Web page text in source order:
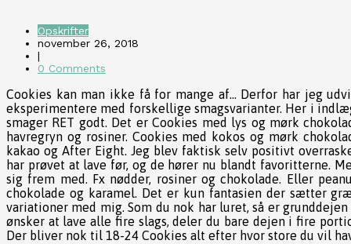
Opskrifter
november 26, 2018
|
0 Comments
Cookies kan man ikke få for mange af… Derfor har jeg
eksperimentere med forskellige smagsvarianter. Her i
smager RET godt. Det er Cookies med lys og mørk
havregryn og rosiner. Cookies med kokos og mørk
kakao og After Eight. Jeg blev faktisk selv positivt
har prøvet at lave før, og de hører nu blandt favoritterne.
sig frem med. Fx nødder, rosiner og chokolade. Eller
chokolade og karamel. Det er kun fantasien der sætter
variationer med mig. Som du nok har luret, så er
ønsker at lave alle fire slags, deler du bare dejen i fire
Der bliver nok til 18-24 Cookies alt efter hvor store du vil